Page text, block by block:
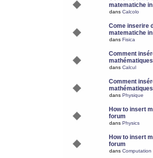
matematiche
dans Calcolo
Come inserire
matematiche
dans Fisica
Comment
dans Calcul
Comment
dans Physique
How to insert
forum
dans Physics
How to insert
forum
dans Computation